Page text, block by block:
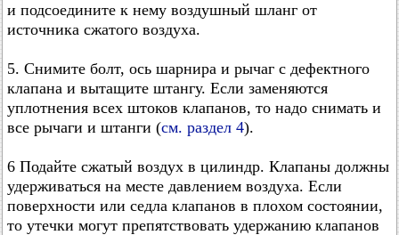
и подсоедините к нему воздушный шланг от
источника сжатого воздуха.
5. Снимите болт, ось шарнира и рычаг с дефектного
клапана и вытащите штангу. Если заменяются
уплотнения всех штоков клапанов, то надо снимать и
все рычаги и штанги (см. раздел 4).
6 Подайте сжатый воздух в цилиндр. Клапаны должны
удерживаться на месте давлением воздуха. Если
поверхности или седла клапанов в плохом состоянии,
то утечки могут препятствовать удержанию клапанов